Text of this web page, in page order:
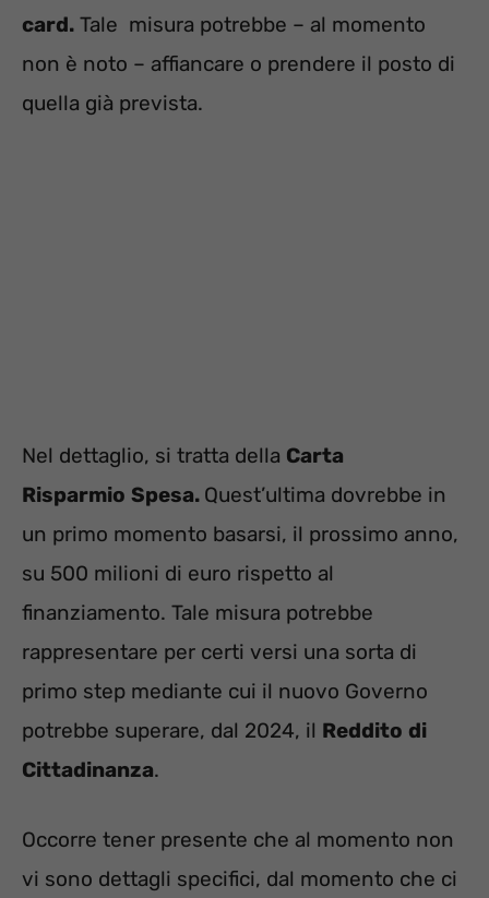
card. Tale misura potrebbe – al momento
non è noto – affiancare o prendere il posto di
quella già prevista.
Nel dettaglio, si tratta della Carta
Risparmio Spesa. Quest’ultima dovrebbe in
un primo momento basarsi, il prossimo anno,
su 500 milioni di euro rispetto al
finanziamento. Tale misura potrebbe
rappresentare per certi versi una sorta di
primo step mediante cui il nuovo Governo
potrebbe superare, dal 2024, il Reddito di
Cittadinanza.
Occorre tener presente che al momento non
vi sono dettagli specifici, dal momento che ci